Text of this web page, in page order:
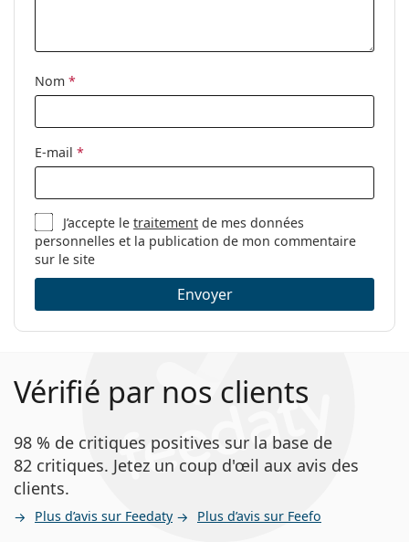
Nom *
E-mail *
J’accepte letraitement de mes données
personnelles et la publication de mon commentaire
sur le site
Envoyer
Vérifié par nos clients
98 % de critiques positives sur la base de
82 critiques. Jetez un coup d'œil aux avis des
clients.
Plus d’avis sur Feedaty Plus d’avis sur Feefo